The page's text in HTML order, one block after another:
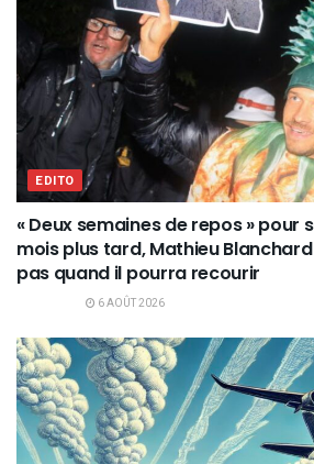
EDITO
« Deux semaines de repos » pour
mois plus tard, Mathieu
pas quand il pourra recourir
6 AOÛT 2026